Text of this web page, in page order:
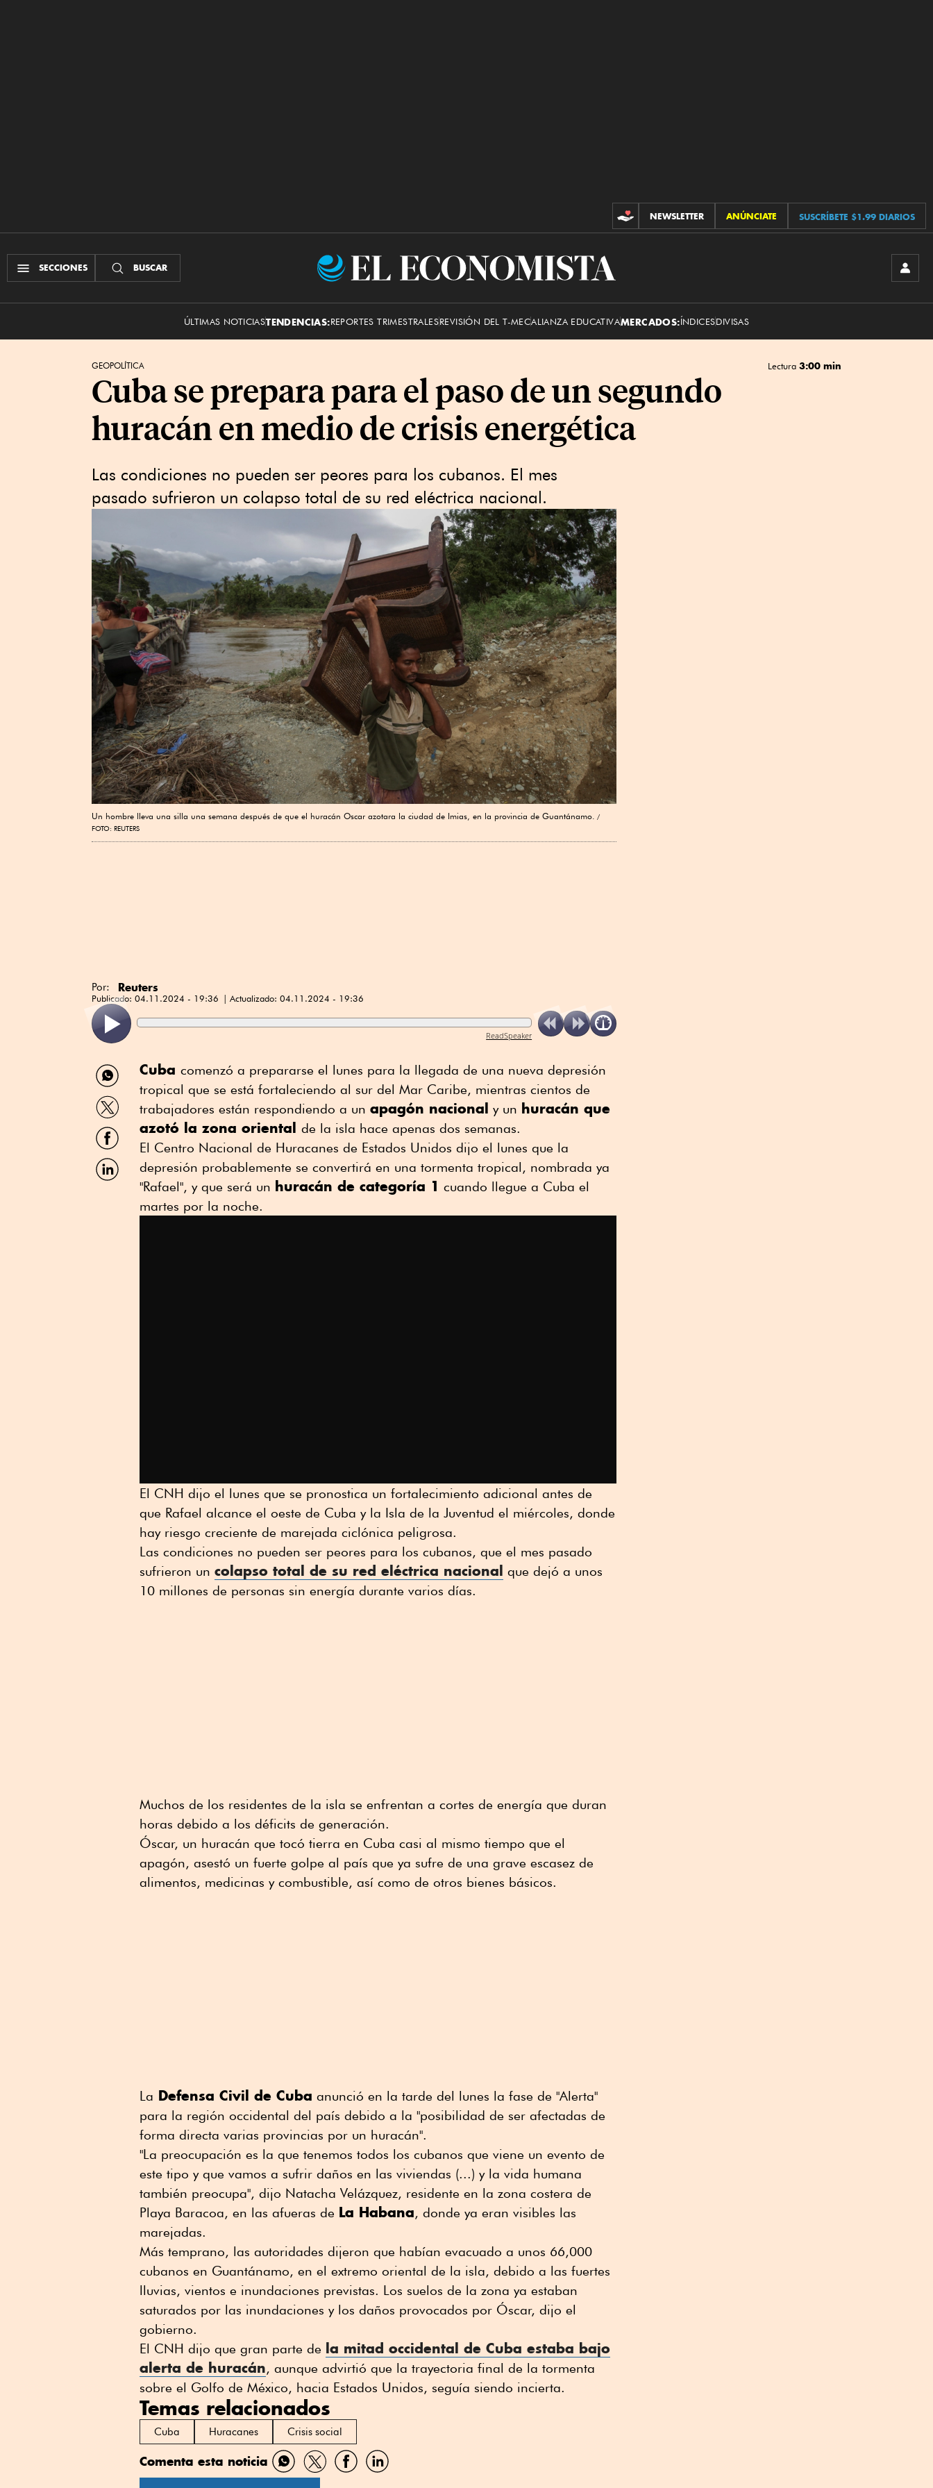
CONTRIBUCIONES
NEWSLETTER ANÚNCIATE SUSCRÍBETE $1.99 DIARIOS
SECCIONES BUSCAR
El
ÚLTIMAS NOTICIASTENDENCIAS:REPORTES TRIMESTRALESREVISIÓN DEL T-MECALIANZA EDUCATIVAMERCADOS:ÍNDICESDIVISAS
GEOPOLÍTICA Lectura 3:00 min
Cuba se prepara para el paso de un segundo
huracán en medio de crisis energética
Las condiciones no pueden ser peores para los cubanos. El mes
pasado sufrieron un colapso total de su red eléctrica nacional.
Un hombre lleva una silla una semana después de que el huracán Oscar azotara la ciudad de Imias, en la provincia de Guantánamo.
FOTO: REUTERS
Por: Reuters
Publicado: 04.11.2024 - 19:36 Actualizado: 04.11.2024 - 19:36
ReadSpeaker
Compartir
por
WhatsApp
Compartir
por
Twitter
Compartir
por
Facebook
Compartir
por
Cuba comenzó a prepararse el lunes para la llegada de una nueva depresión
tropical que se está fortaleciendo al sur del Mar Caribe, mientras cientos de
trabajadores están respondiendo a un apagón nacional y un huracán que
azotó la zona oriental de la isla hace apenas dos semanas.
El Centro Nacional de Huracanes de Estados Unidos dijo el lunes que la
depresión probablemente se convertirá en una tormenta tropical, nombrada ya
"Rafael", y que será un huracán de categoría 1 cuando llegue a Cuba el
martes por la noche.
El CNH dijo el lunes que se pronostica un fortalecimiento adicional antes de
que Rafael alcance el oeste de Cuba y la Isla de la Juventud el miércoles, donde
hay riesgo creciente de marejada ciclónica peligrosa.
Las condiciones no pueden ser peores para los cubanos, que el mes pasado
sufrieron un colapso total de su red eléctrica nacional que dejó a unos
10 millones de personas sin energía durante varios días.
Muchos de los residentes de la isla se enfrentan a cortes de energía que duran
horas debido a los déficits de generación.
Óscar, un huracán que tocó tierra en Cuba casi al mismo tiempo que el
apagón, asestó un fuerte golpe al país que ya sufre de una grave escasez de
alimentos, medicinas y combustible, así como de otros bienes básicos.
La Defensa Civil de Cuba anunció en la tarde del lunes la fase de "Alerta"
para la región occidental del país debido a la "posibilidad de ser afectadas de
forma directa varias provincias por un huracán".
"La preocupación es la que tenemos todos los cubanos que viene un evento de
este tipo y que vamos a sufrir daños en las viviendas (...) y la vida humana
también preocupa", dijo Natacha Velázquez, residente en la zona costera de
Playa Baracoa, en las afueras de La Habana, donde ya eran visibles las
marejadas.
Más temprano, las autoridades dijeron que habían evacuado a unos 66,000
cubanos en Guantánamo, en el extremo oriental de la isla, debido a las fuertes
lluvias, vientos e inundaciones previstas. Los suelos de la zona ya estaban
saturados por las inundaciones y los daños provocados por Óscar, dijo el
gobierno.
El CNH dijo que gran parte de la mitad occidental de Cuba estaba bajo
alerta de huracán, aunque advirtió que la trayectoria final de la tormenta
sobre el Golfo de México, hacia Estados Unidos, seguía siendo incierta.
Temas relacionados
Cuba Huracanes Crisis social
Comenta esta noticia
Compartir
por
Compartir
por
CompartirCompartir